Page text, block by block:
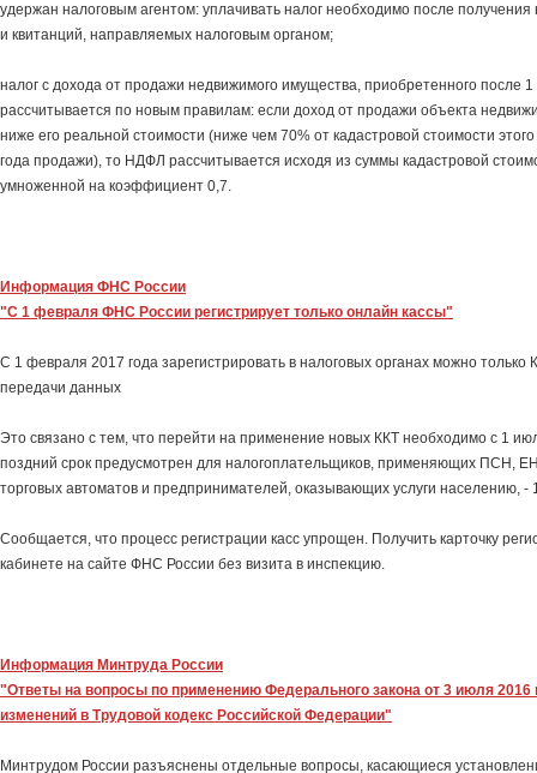
удержан налоговым агентом: уплачивать налог необходимо после получения
и квитанций, направляемых налоговым органом;
налог с дохода от продажи недвижимого имущества, приобретенного после 1
рассчитывается по новым правилам: если доход от продажи объекта
ниже его реальной стоимости (ниже чем 70% от кадастровой стоимости
года продажи), то НДФЛ рассчитывается исходя из суммы кадастровой
умноженной на коэффициент 0,7.
Информация ФНС России
"С 1 февраля ФНС России регистрирует только онлайн кассы"
С 1 февраля 2017 года зарегистрировать в налоговых органах можно
передачи данных
Это связано с тем, что перейти на применение новых ККТ необходимо с 1
поздний срок предусмотрен для налогоплательщиков, применяющих ПСН,
торговых автоматов и предпринимателей, оказывающих услуги населению, -
Сообщается, что процесс регистрации касс упрощен. Получить карточку
кабинете на сайте ФНС России без визита в инспекцию.
Информация Минтруда России
"Ответы на вопросы по применению Федерального закона от 3 июля 2016
изменений в Трудовой кодекс Российской Федерации"
Минтрудом России разъяснены отдельные вопросы, касающиеся